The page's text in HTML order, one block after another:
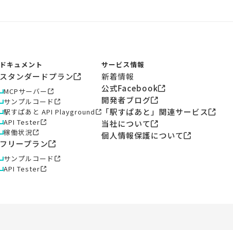
ドキュメント
スタンダードプラン
MCPサーバー
サンプルコード
駅すぱあと API Playground
API Tester
稼働状況
フリープラン
サンプルコード
API Tester
サービス情報
新着情報
公式Facebook
開発者ブログ
「駅すぱあと」関連サービス
当社について
個人情報保護について